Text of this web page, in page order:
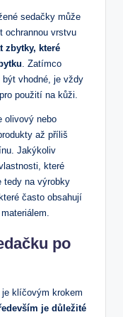
sedačky může
ochrannou vrstvu
zbytky, které
. Zatímco
být vhodné, je vždy
použití na kůži.
olivový nebo
až příliš
Jakýkoliv
které
tedy na výrobky
často obsahují
po
klíčovým krokem
je důležité